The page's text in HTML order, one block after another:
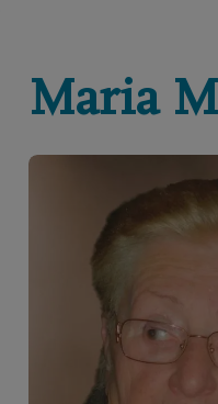
Maria